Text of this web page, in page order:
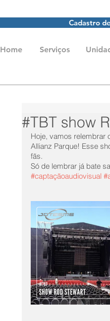
Cadastro
Home Serviços
#TBT show
Hoje, vamos relembrar
Allianz Parque! Esse
fãs.
Só de lembrar já bate
#captaçãoaudiovisual